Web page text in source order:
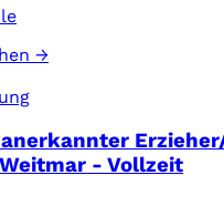
→
- Vollzeit